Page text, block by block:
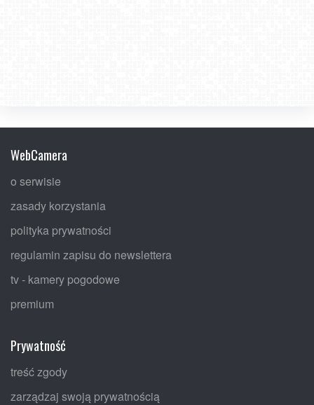
WebCamera
o serwisie
zasady korzystania
polityka prywatności
regulamin zapisu do newslettera
tv - kamery pogodowe
premium
Prywatność
treść zgody
zarządzaj swoją prywatnością